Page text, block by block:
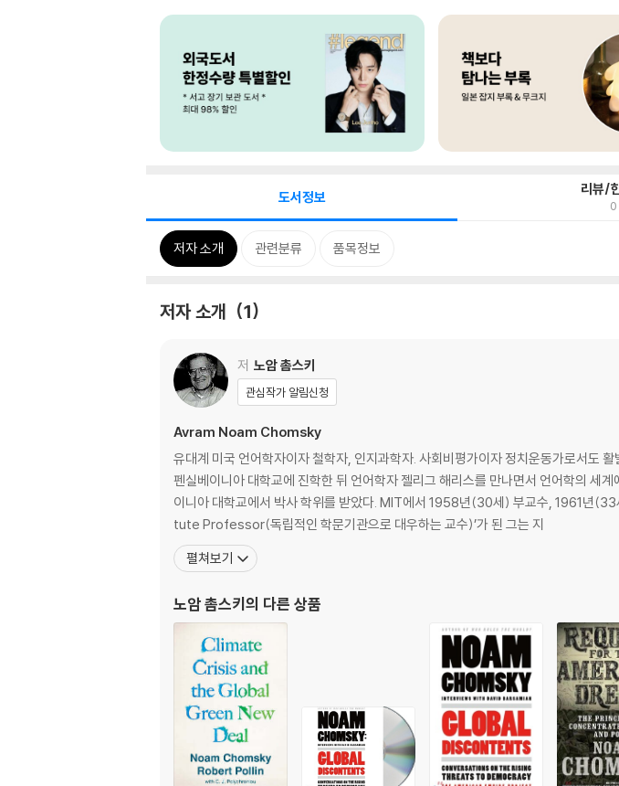
도서정보 리뷰/
0
저자 소개 관련분류 품목정보
저자 소개 1
저 노암 촘스키
관심작가 알림신청
Avram Noam Chomsky
유대계 미국 언어학자이자 철학자, 인지과학자. 사회비평가이자 정치운동가로서도
펜실베이니아 대학교에 진학한 뒤 언어학자 젤리그 해리스를 만나면서 언어학의 세
이니아 대학교에서 박사 학위를 받았다. MIT에서 1958년(30세) 부교수, 1961년
tute Professor(독립적인 학문기관으로 대우하는 교수)’가 된 그는 지
펼쳐보기
노암 촘스키 의 다른 상품